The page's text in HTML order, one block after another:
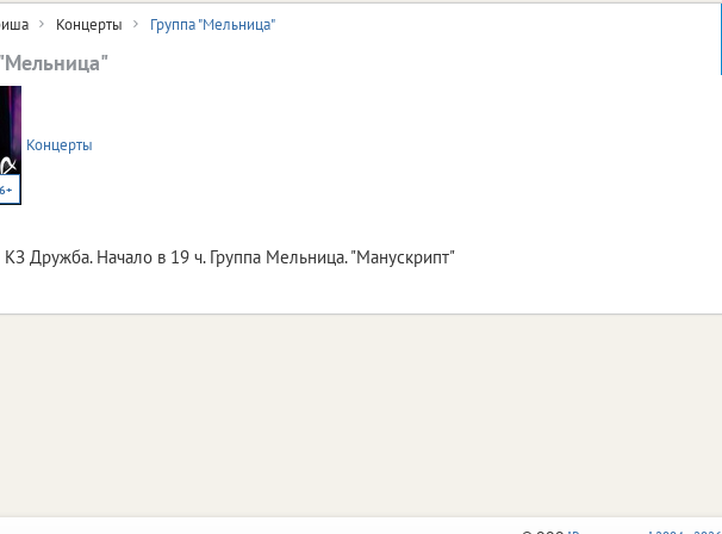
Концерты Группа "Мельница"
6+
Концерты
КЗ Дружба. Начало в 19 ч. Группа Мельница. "Манускрипт"